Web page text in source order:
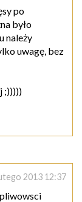
po
było
należy
uwagę, bez
;)))))
2013 12:37